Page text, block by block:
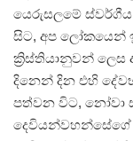
යෙරුසලමේ
සිට, අප ලෝකයෙන්
ක්‍රිස්තියානුවන් ලෙස
දිනෙන් දින එහි
පත්වන විට, නෝවා
දෙවියන්වහන්සේගේ